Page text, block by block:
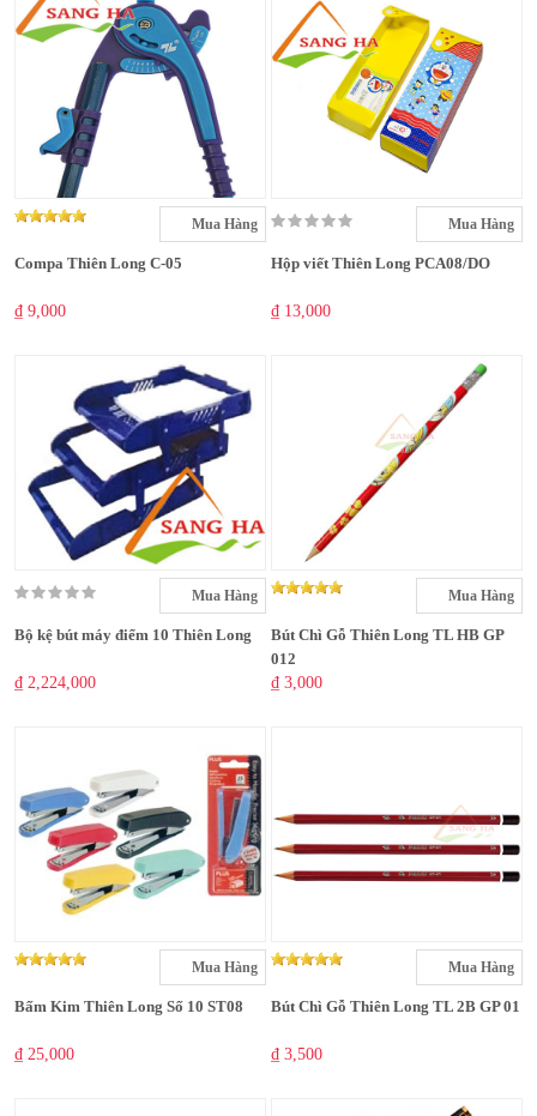
Mua Hàng
Compa Thiên Long C-05
₫ 9,000
Mua Hàng
Hộp viết Thiên Long PCA08/DO
₫ 13,000
Mua Hàng
Bộ kệ bút máy điểm 10 Thiên Long
₫ 2,224,000
Mua Hàng
Bút Chì Gỗ Thiên Long TL HB GP
012
₫ 3,000
Mua Hàng
Bấm Kim Thiên Long Số 10 ST08
₫ 25,000
Mua Hàng
Bút Chì Gỗ Thiên Long TL 2B GP 01
₫ 3,500